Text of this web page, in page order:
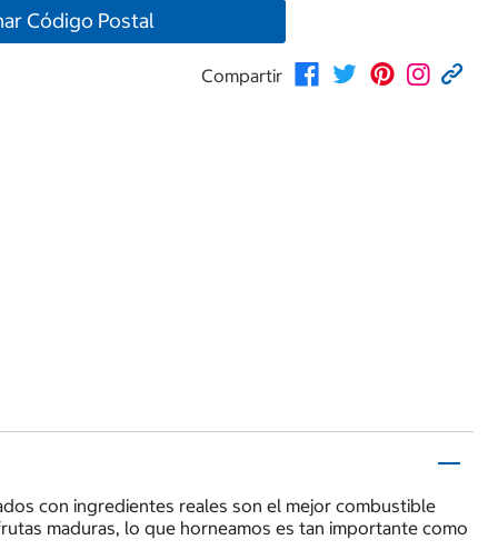
Código Postal
Compartir
con ingredientes reales son el mejor combustible
maduras, lo que horneamos es tan importante como